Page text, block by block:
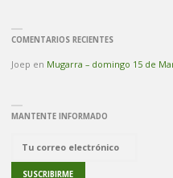
COMENTARIOS RECIENTES
Joep en Mugarra – domingo 15 de
MANTENTE INFORMADO